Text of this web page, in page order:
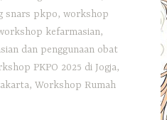
snars pkpo,workshop
kefarmasian,
dan penggunaan obat
PKPO 2025 di Jogja,
,Workshop Rumah